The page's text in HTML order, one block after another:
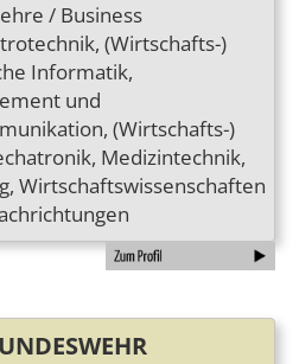
/ Business
(Wirtschafts-)
Informatik,
und
(Wirtschafts-)
Medizintechnik,
Wirtschaftswissenschaften